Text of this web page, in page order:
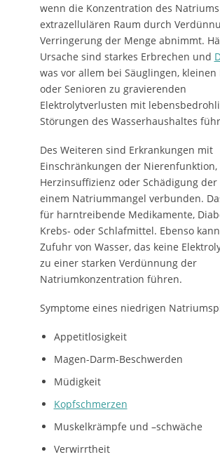
wenn die Konzentration des
extrazellulären Raum durch
Verringerung der Menge abnimmt.
Ursache sind starkes Erbrechen und
was vor allem bei Säuglingen, kleinen
oder Senioren zu gravierenden
Elektrolytverlusten mit
Störungen des Wasserhaushaltes
Des Weiteren sind Erkrankungen mit
Einschränkungen der Nierenfunktion,
Herzinsuffizienz oder Schädigung
einem Natriummangel verbunden.
für harntreibende Medikamente,
Krebs- oder Schlafmittel. Ebenso
Zufuhr von Wasser, das keine
zu einer starken Verdünnung der
Natriumkonzentration führen.
Symptome eines niedrigen
Appetitlosigkeit
Magen-Darm-Beschwerden
Müdigkeit
Kopfschmerzen
Muskelkrämpfe und –schwäche
Verwirrtheit